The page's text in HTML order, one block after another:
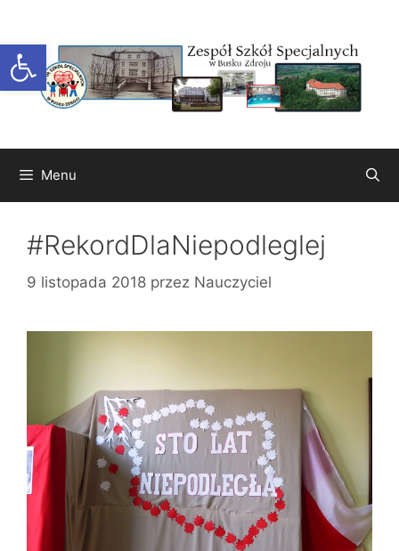
Otwórz pasek narzędzi
treści
Menu
#RekordDlaNiepodleglej
9 listopada 2018 przez Nauczyciel